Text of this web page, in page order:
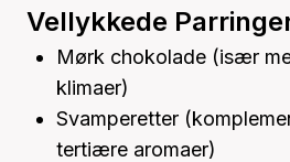
Vellykkede
Mørk chokolade (især
klimaer)
Svamperetter
tertiære aromaer)